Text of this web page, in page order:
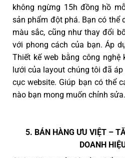
không ngừng 15h đồng hồ
sản phẩm đột phá. Bạn có thể
màu sắc, cũng như thay đổi
với phong cách của bạn. Áp
Thiết kế web bằng công nghệ
lưới của layout chúng tôi đã
cục website. Giúp bạn có thể
nào bạn mong muốn chỉnh sửa.
5. BÁN HÀNG ƯU VIỆT –
DOANH